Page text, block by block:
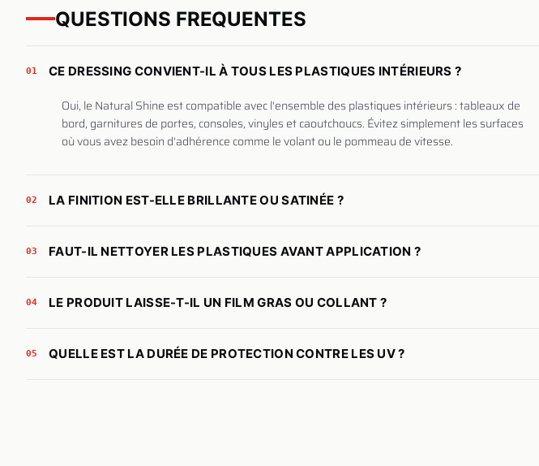
QUESTIONS FREQUENTES
01 CE DRESSING CONVIENT-IL À TOUS LES PLASTIQUES INTÉRIEURS ?
Oui, le Natural Shine est compatible avec l'ensemble des plastiques intérieurs : tableaux de
bord, garnitures de portes, consoles, vinyles et caoutchoucs. Évitez simplement les surfaces
où vous avez besoin d'adhérence comme le volant ou le pommeau de vitesse.
02 LA FINITION EST-ELLE BRILLANTE OU SATINÉE ?
03 FAUT-IL NETTOYER LES PLASTIQUES AVANT APPLICATION ?
04 LE PRODUIT LAISSE-T-IL UN FILM GRAS OU COLLANT ?
05 QUELLE EST LA DURÉE DE PROTECTION CONTRE LES UV ?